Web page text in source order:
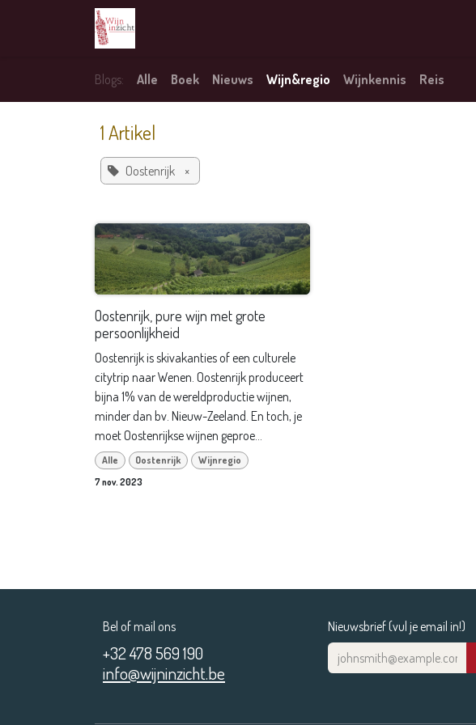
Overslaan naar inhoud
Blogs: Alle Boek Nieuws Wijn&regio Wijnkennis Reis
1 Artikel
Oostenrijk ×
Oostenrijk, pure wijn met grote
persoonlijkheid
Oostenrijk is skivakanties of een culturele
citytrip naar Wenen. Oostenrijk produceert
bijna 1% van de wereldproductie wijnen,
minder dan bv. Nieuw-Zeeland. En toch, je
moet Oostenrijkse wijnen geproe...
Alle Oostenrijk
Wijnregio
7 nov. 2023
Bel of mail ons
+32 478 569 190
info@wijninzicht.be
Nieuwsbrief (vul je email in!)